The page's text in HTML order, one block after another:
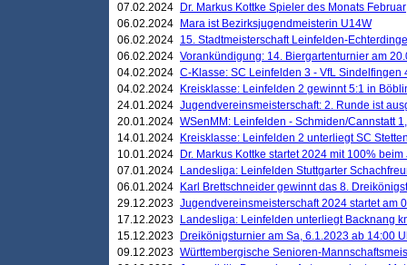
07.02.2024
Dr. Markus Kottke Spieler des Monats Februar
06.02.2024
Mara ist Bezirksjugendmeisterin U14W
06.02.2024 15. Stadtmeisterschaft Leinfelden-
06.02.2024 Vorankündigung: 14. Biergartenturnier am
04.02.2024 C-Klasse: SC Leinfelden 3 - VfL Sindelfingen
04.02.2024
Kreisklasse: Leinfelden 2 gewinnt 5:1 in
24.01.2024 Jugendvereinsmeisterschaft: 2. Runde ist
20.01.2024 WSenMM: Leinfelden - Schmiden/Cannstatt
14.01.2024
Kreisklasse: Leinfelden 2 unterliegt SC
10.01.2024
Dr. Markus Kottke startet 2024 mit 100%
07.01.2024
Landesliga: Leinfelden Stuttgarter
06.01.2024
Karl Brettschneider gewinnt das 8.
29.12.2023 Jugendvereinsmeisterschaft 2024 startet am
17.12.2023
Landesliga: Leinfelden unterliegt Backnang
15.12.2023
Dreikönigsturnier am Sa, 6.1.2023 ab 14:00
09.12.2023 Württembergische Senioren-